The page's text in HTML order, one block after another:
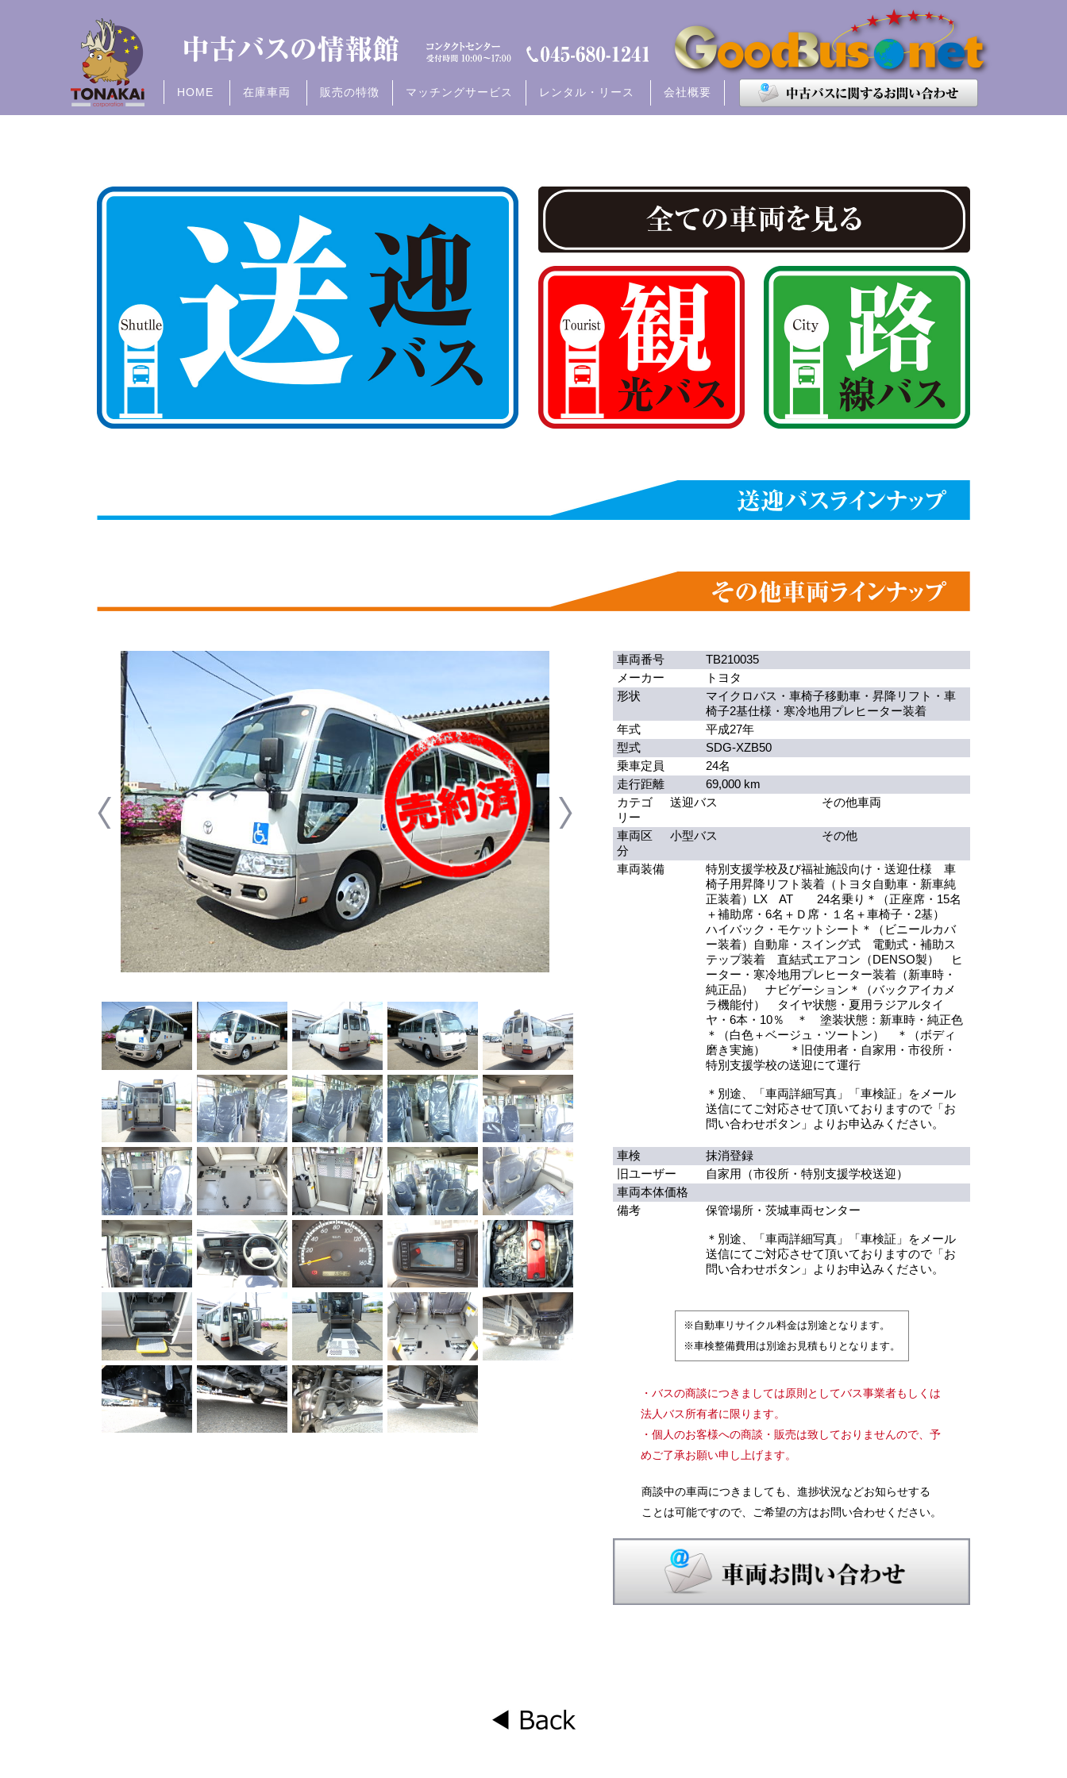
HOME 在庫車両 販売の特徴 マッチングサービス レンタル・リース 会社概要
全て
全て
大型
中型
小型
全て
大型
中型
小型
車両番号
TB210035
メーカー
トヨタ
形状
マイクロバス・車椅子移動車・昇降リフト・車
椅子2基仕様・寒冷地用プレヒーター装着
年式
平成27年
型式
SDG-XZB50
乗車定員
24名
走行距離
69,000 km
カテゴ
リー
送迎バス その他車両
車両区
分
小型バス その他
車両装備
特別支援学校及び福祉施設向け・送迎仕様 車
椅子用昇降リフト装着（トヨタ自動車・新車純
正装着）LX AT 24名乗り＊（正座席・15名
＋補助席・6名＋Ｄ席・１名＋車椅子・2基）
ハイバック・モケットシート＊（ビニールカバ
ー装着）自動扉・スイング式 電動式・補助ス
テップ装着 直結式エアコン（DENSO製） ヒ
ーター・寒冷地用プレヒーター装着（新車時・
純正品） ナビゲーション＊（バックアイカメ
ラ機能付） タイヤ状態・夏用ラジアルタイ
ヤ・6本・10％ ＊ 塗装状態：新車時・純正色
＊（白色＋ベージュ・ツートン） ＊（ボディ
磨き実施） ＊旧使用者・自家用・市役所・
特別支援学校の送迎にて運行
＊別途、「車両詳細写真」「車検証」をメール
送信にてご対応させて頂いておりますので「お
問い合わせボタン」よりお申込みください。
車検
抹消登録
旧ユーザー
自家用（市役所・特別支援学校送迎）
車両本体価格
備考
保管場所・茨城車両センター
＊別途、「車両詳細写真」「車検証」をメール
送信にてご対応させて頂いておりますので「お
問い合わせボタン」よりお申込みください。
※自動車リサイクル料金は別途となります。
※車検整備費用は別途お見積もりとなります。
・バスの商談につきましては原則としてバス事業者もしくは
法人バス所有者に限ります。
・個人のお客様への商談・販売は致しておりませんので、予
めご了承お願い申し上げます。
商談中の車両につきましても、進捗状況などお知らせする
ことは可能ですので、ご希望の方はお問い合わせください。